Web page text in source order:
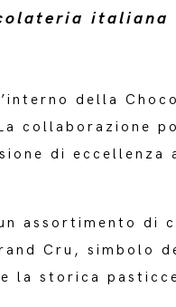
della
collaborazione
di eccellenza
assortimento di
Cru, simbolo
la storica